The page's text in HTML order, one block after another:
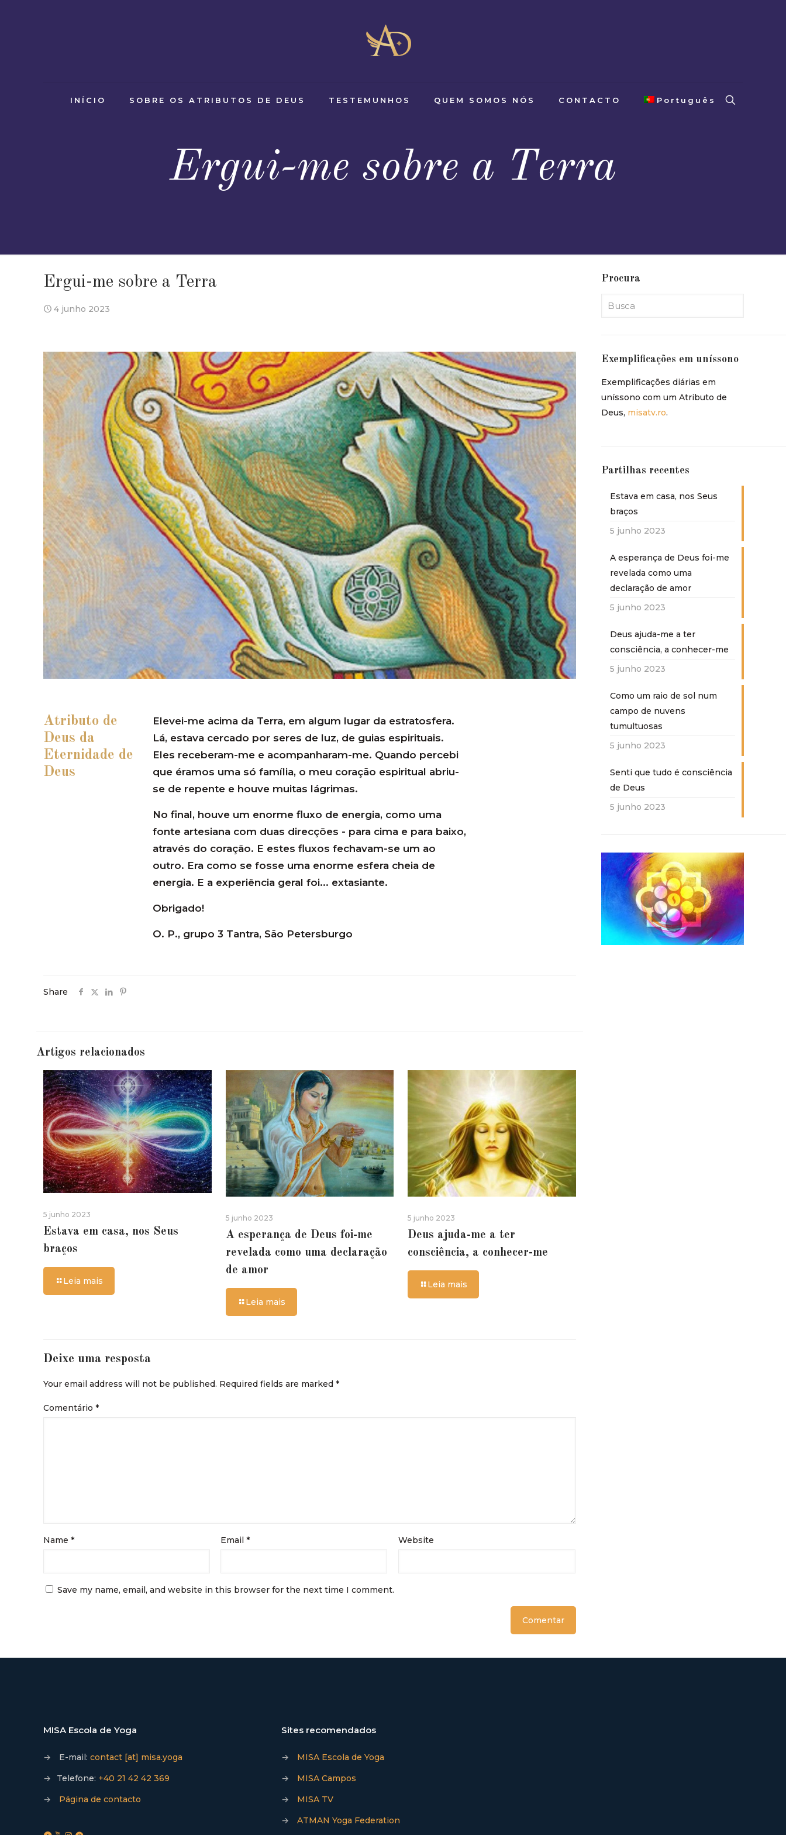
INÍCIO SOBRE OS ATRIBUTOS DE DEUS TESTEMUNHOS QUEM SOMOS NÓS CONTACTO Português
Ergui-me sobre a Terra
Ergui-me sobre a Terra
4 junho 2023
Atributo de
Deus da
Eternidade de
Deus
Elevei-me acima da Terra, em algum lugar da estratosfera.
Lá, estava cercado por seres de luz, de guias espirituais.
Eles receberam-me e acompanharam-me. Quando percebi
que éramos uma só família, o meu coração espiritual abriu-
se de repente e houve muitas lágrimas.
No final, houve um enorme fluxo de energia, como uma
fonte artesiana com duas direcções - para cima e para baixo,
através do coração. E estes fluxos fechavam-se um ao
outro. Era como se fosse uma enorme esfera cheia de
energia. E a experiência geral foi... extasiante.
Obrigado!
O. P., grupo 3 Tantra, São Petersburgo
Share
Artigos relacionados
5 junho 2023
Estava em casa, nos Seus
braços
Leia mais
5 junho 2023
A esperança de Deus foi-me
revelada como uma declaração
de amor
Leia mais
5 junho 2023
Deus ajuda-me a ter
consciência, a conhecer-me
Leia mais
Deixe uma resposta
Your email address will not be published. Required fields are marked *
Comentário *
Name * Email* Website
Save my name, email, and website in this browser for the next time I comment.
Procura
Exemplificações em uníssono
Exemplificações diárias em
uníssono com um Atributo de
Deus, misatv.ro.
Partilhas recentes
Estava em casa, nos Seus
braços
5 junho 2023
A esperança de Deus foi-me
revelada como uma
declaração de amor
5 junho 2023
Deus ajuda-me a ter
consciência, a conhecer-me
5 junho 2023
Como um raio de sol num
campo de nuvens
tumultuosas
5 junho 2023
Senti que tudo é consciência
de Deus
5 junho 2023
MISA Escola de Yoga
→ E-mail: contact [at] misa.yoga
→
Telefone: +40 21 42 42 369
→
Página de contacto
Sites recomendados
→
MISA Escola de Yoga
→
MISA Campos
→
MISA TV
→
ATMAN Yoga Federation